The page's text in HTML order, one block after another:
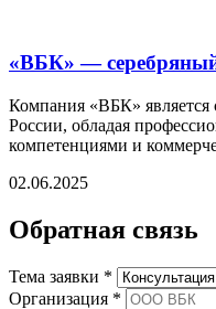
«ВБК» —
Компания «ВБК» является
России, обладая
компетенциями и
02.06.2025
Обратная связь
Тема заявки *
Организация *